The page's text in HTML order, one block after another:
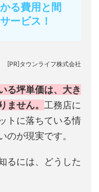
る費用と間
ービス！
[PR]タウンライフ株式会社
る坪単価は、大き
ません。 工務店に
トに落ちている情
のが現実です。
るには、どうした